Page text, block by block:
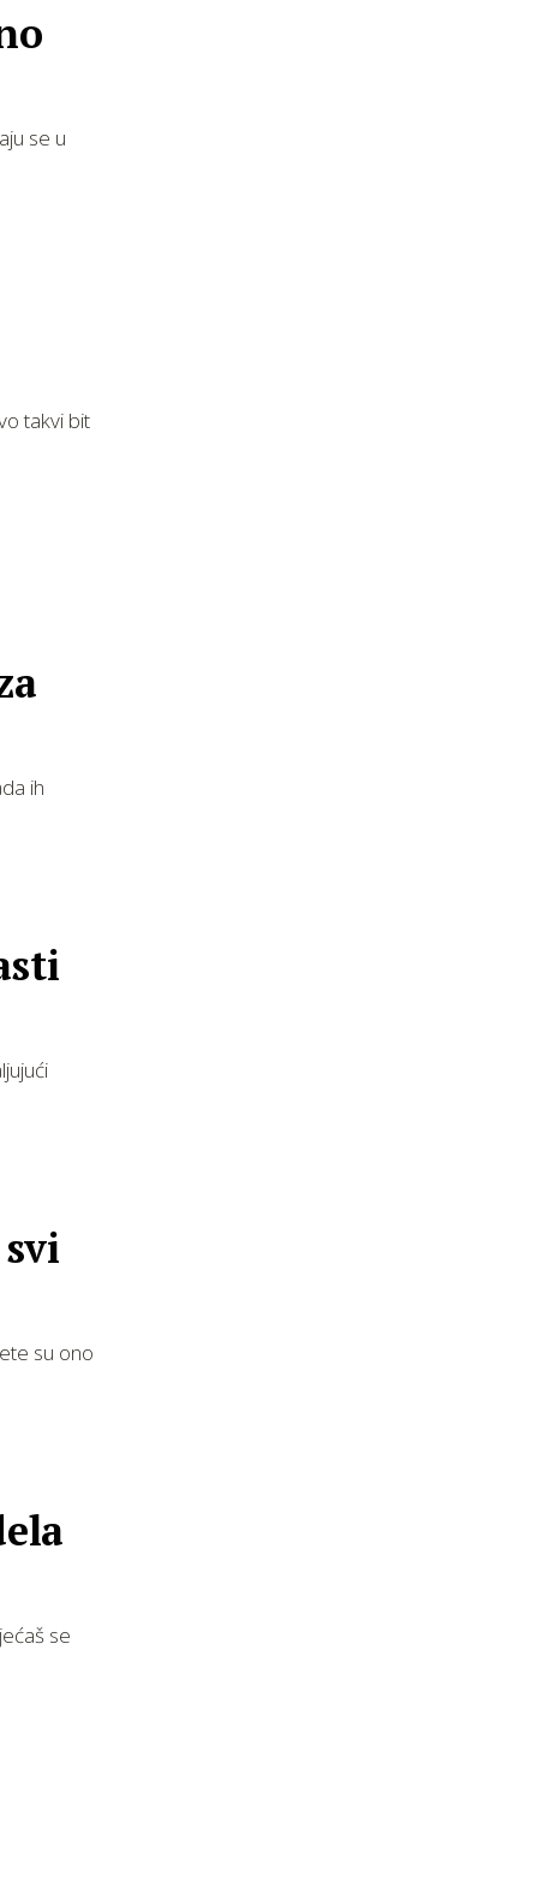
se u
takvi bit
ih
su ono
se